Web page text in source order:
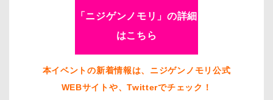
「ニジゲンノモリ」の詳細
はこちら
本イベントの新着情報は、ニジゲンノモリ公式
WEBサイトや、Twitterでチェック！